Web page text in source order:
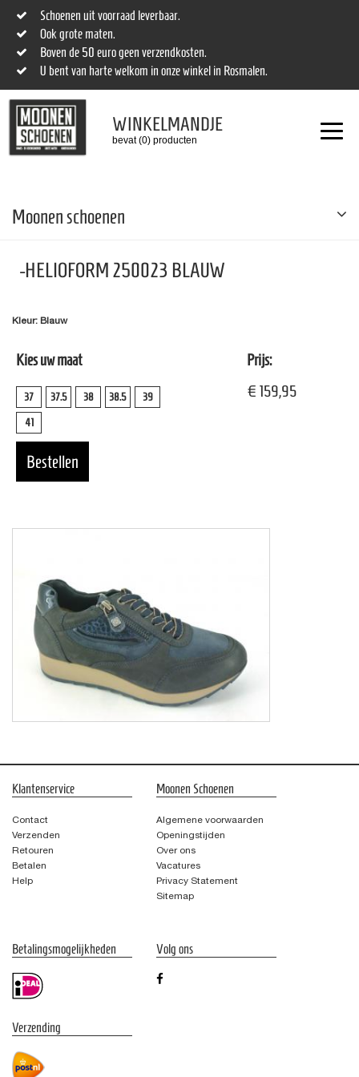
Schoenen uit voorraad leverbaar.
Ook grote maten.
Boven de 50 euro geen verzendkosten.
U bent van harte welkom in onze winkel in Rosmalen.
WINKELMANDJE
bevat (0) producten
Moonen schoenen
-HELIOFORM 250023 BLAUW
Kleur: Blauw
Kies uw maat
37 37.5 38 38.5 39
41
Prijs:
€ 159,95
Klantenservice
Contact
Verzenden
Retouren
Betalen
Help
Moonen Schoenen
Algemene voorwaarden
Openingstijden
Over ons
Vacatures
Privacy Statement
Sitemap
Betalingsmogelijkheden
Verzending
Volg ons